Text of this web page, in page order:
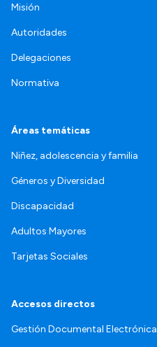
Misión
Autoridades
Delegaciones
Normativa
Áreas temáticas
Niñez, adolescencia y familia
Géneros y Diversidad
Discapacidad
Adultos Mayores
Tarjetas Sociales
Accesos directos
Gestión Documental Electrónica